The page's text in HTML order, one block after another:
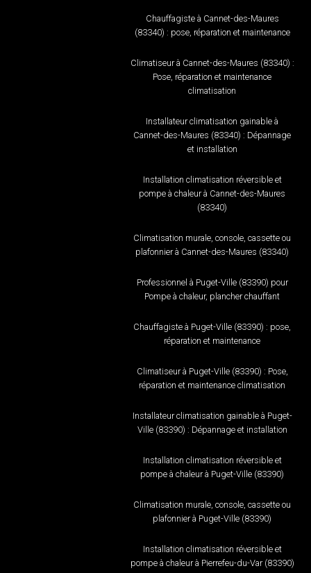
Chauffagiste à Cannet-des-Maures
(83340) : pose, réparation et maintenance
Climatiseur à Cannet-des-Maures (83340) :
Pose, réparation et maintenance
climatisation
Installateur climatisation gainable à
Cannet-des-Maures (83340) : Dépannage
et installation
Installation climatisation réversible et
pompe à chaleur à Cannet-des-Maures
(83340)
Climatisation murale, console, cassette ou
plafonnier à Cannet-des-Maures (83340)
Professionnel à Puget-Ville (83390) pour
Pompe à chaleur, plancher chauffant
Chauffagiste à Puget-Ville (83390) : pose,
réparation et maintenance
Climatiseur à Puget-Ville (83390) : Pose,
réparation et maintenance climatisation
Installateur climatisation gainable à Puget-
Ville (83390) : Dépannage et installation
Installation climatisation réversible et
pompe à chaleur à Puget-Ville (83390)
Climatisation murale, console, cassette ou
plafonnier à Puget-Ville (83390)
Installation climatisation réversible et
pompe à chaleur à Pierrefeu-du-Var (83390)